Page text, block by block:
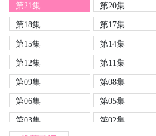
第21集
第20集
第18集
第17集
第15集
第14集
第12集
第11集
第09集
第08集
第06集
第05集
第03集
第02集